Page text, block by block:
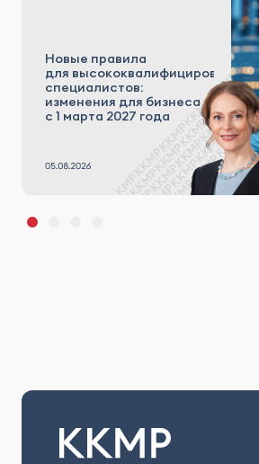
Новые правила
для высококвалифицированных
специалистов:
изменения для бизнеса
с 1 марта 2027 года